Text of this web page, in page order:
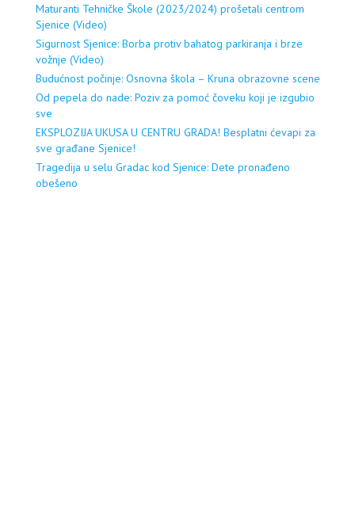
Maturanti Tehničke Škole (2023/2024) prošetali centrom
Sjenice (Video)
Sigurnost Sjenice: Borba protiv bahatog parkiranja i brze
vožnje (Video)
Budućnost počinje: Osnovna škola – Kruna obrazovne scene
Od pepela do nade: Poziv za pomoć čoveku koji je izgubio
sve
EKSPLOZIJA UKUSA U CENTRU GRADA! Besplatni ćevapi za
sve građane Sjenice!
Tragedija u selu Gradac kod Sjenice: Dete pronađeno
obešeno